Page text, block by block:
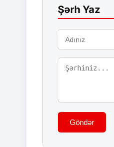
Şərh Yaz
Göndər